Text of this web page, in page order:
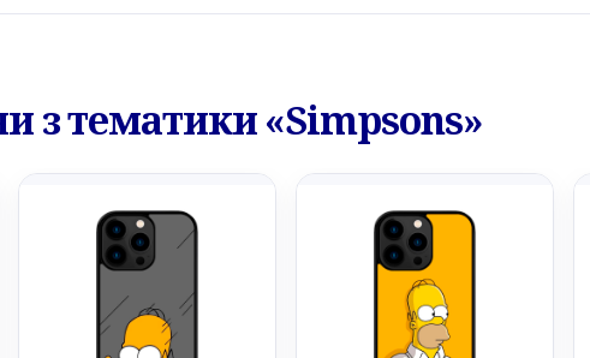
з тематики «Simpsons»